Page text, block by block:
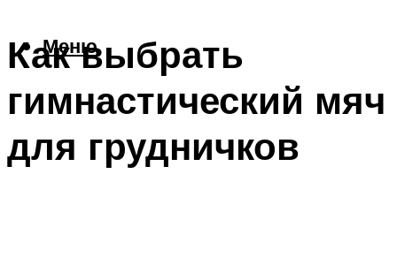
Меню
Как выбрать
гимнастический мяч
для грудничков